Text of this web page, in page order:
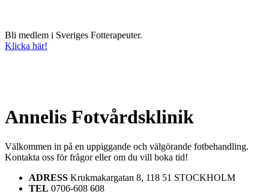
Bli medlem i Sveriges Fotterapeuter.
Klicka här!
Annelis Fotvårdsklinik
Välkommen in på en uppiggande och välgörande fotbehandling.
Kontakta oss för frågor eller om du vill boka tid!
ADRESS Krukmakargatan 8, 118 51 STOCKHOLM
TEL 0706-608 608